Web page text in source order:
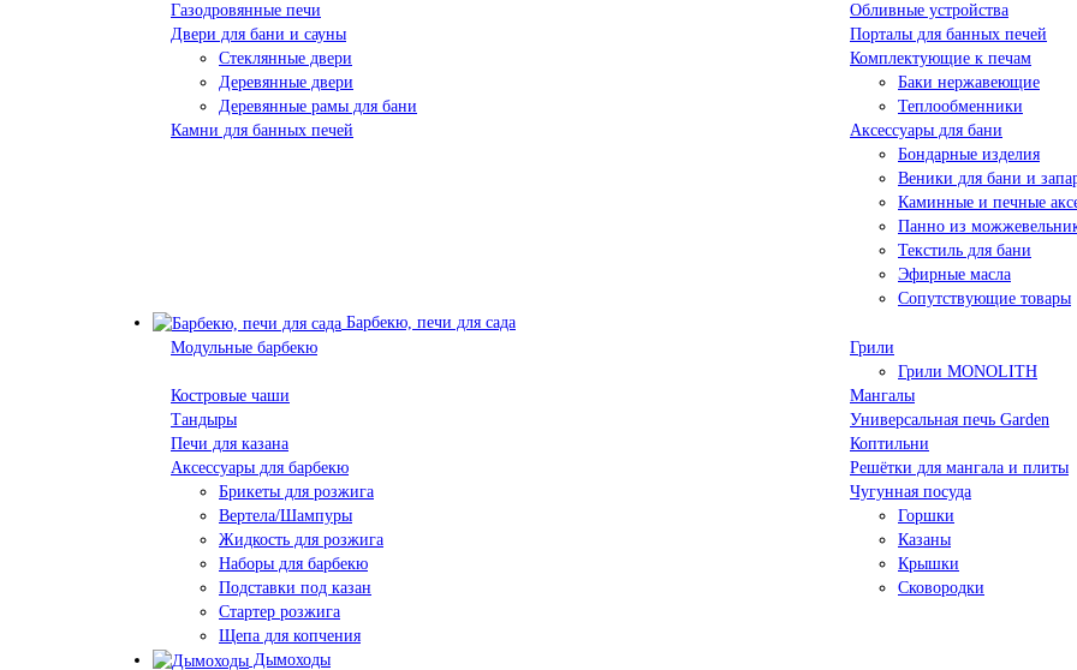
Газодровянные печи
Обливные устройства
Двери для бани и сауны
Стеклянные двери
Деревянные двери
Деревянные рамы для бани
Порталы для банных печей
Комплектующие к печам
Баки нержавеющие
Теплообменники
Камни для банных печей
Аксессуары для бани
Бондарные изделия
Веники для бани и
Каминные и печные
Панно из
Текстиль для бани
Эфирные масла
Сопутствующие товары
Барбекю, печи для сада
Модульные барбекю
Грили
Грили MONOLITH
Костровые чаши
Мангалы
Тандыры
Универсальная печь Garden
Печи для казана
Коптильни
Аксессуары для барбекю
Брикеты для розжига
Вертела/Шампуры
Жидкость для розжига
Наборы для барбекю
Подставки под казан
Стартер розжига
Щепа для копчения
Решётки для мангала и плиты
Чугунная посуда
Горшки
Казаны
Крышки
Сковородки
Дымоходы